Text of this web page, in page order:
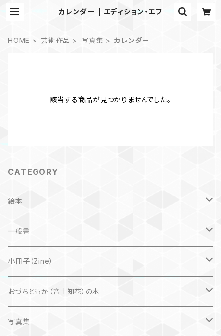
カレンダー | エディション・エフ
HOME 芸術作品 写真集 カレンダー
該当する商品が見つかりませんでした。
CATEGORY
絵本
子ども
自然科学絵本
楽しいお話
大人にも
一般書
海外翻訳
文芸、小説
問題提起
国内
文芸、小説
小冊子（Zine）
猫
おづちともか（音土知花）の本
ZINE
写真集